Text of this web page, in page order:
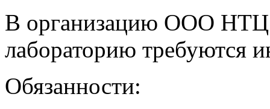
В организацию ООО НТЦ
лабораторию требуются
Обязанности: